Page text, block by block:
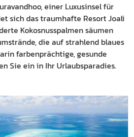
einer Luxusinsel für
sich das traumhafte Resort Joali
Kokosnusspalmen säumen
die auf strahlend blaues
farbenprächtige, gesunde
Sie ein in Ihr Urlaubsparadies.